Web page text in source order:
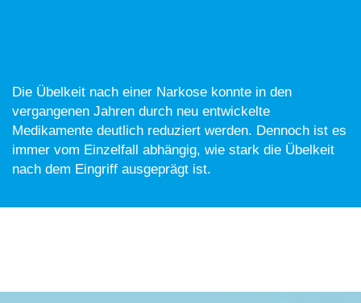
Die Übelkeit nach einer Narkose konnte in den
vergangenen Jahren durch neu entwickelte
Medikamente deutlich reduziert werden. Dennoch ist es
immer vom Einzelfall abhängig, wie stark die Übelkeit
nach dem Eingriff ausgeprägt ist.